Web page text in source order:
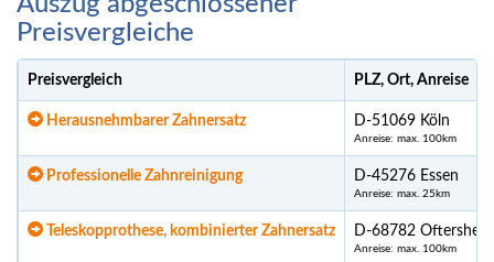
Preisvergleiche
Preisvergleich PLZ, Ort, Anreise
Herausnehmbarer Zahnersatz D-51069 Köln
Anreise: max. 100km
Professionelle Zahnreinigung D-45276 Essen
Anreise: max. 25km
Teleskopprothese, kombinierter Zahnersatz D-68782
Anreise: max. 100km